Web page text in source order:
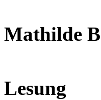
Mathilde
Lesung